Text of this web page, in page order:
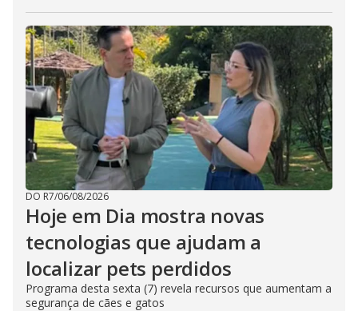
DO R7/06/08/2026
Hoje em Dia mostra novas
tecnologias que ajudam a
localizar pets perdidos
Programa desta sexta (7) revela recursos que aumentam a
segurança de cães e gatos